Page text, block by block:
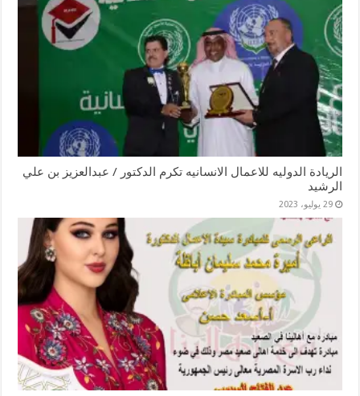
الريادة الدوليه للاعمال الانسانيه تكرم الدكتور / عبدالعزيز بن علي
الرشيد
29 يوليو، 2023